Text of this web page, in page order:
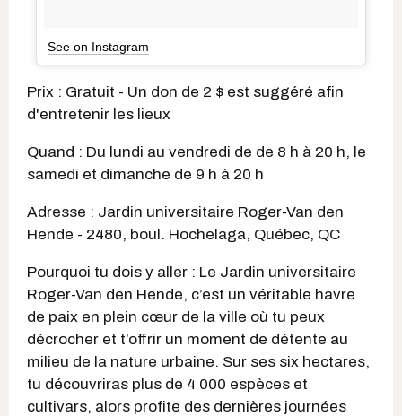
See on Instagram
Prix : Gratuit - Un don de 2 $ est suggéré afin
d'entretenir les lieux
Quand : Du lundi au vendredi de de 8 h à 20 h, le
samedi et dimanche de 9 h à 20 h
Adresse : Jardin universitaire Roger-Van den
Hende - 2480, boul. Hochelaga, Québec, QC
Pourquoi tu dois y aller : Le Jardin universitaire
Roger-Van den Hende, c’est un véritable havre
de paix en plein cœur de la ville où tu peux
décrocher et t’offrir un moment de détente au
milieu de la nature urbaine. Sur ses six hectares,
tu découvriras plus de 4 000 espèces et
cultivars, alors profite des dernières journées